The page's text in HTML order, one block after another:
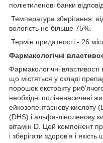
поліетиленові банки
Температура зберігання:
вологість не більше 75%.
Термін придатності - 26
Фармакологічні
Фармакологічні
що містяться у складі
порошок екстракту
необхідні поліненасичені
ейкозопентаєнову кислоту
(DHS) і альфа-ліноленову
вітамін D. Цей компонент
і зберігати здоров'я і якість